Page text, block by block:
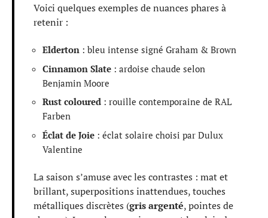
Voici quelques exemples de nuances phares à
retenir :
Elderton : bleu intense signé Graham & Brown
Cinnamon Slate : ardoise chaude selon
Benjamin Moore
Rust coloured : rouille contemporaine de RAL
Farben
Éclat de Joie : éclat solaire choisi par Dulux
Valentine
La saison s’amuse avec les contrastes : mat et
brillant, superpositions inattendues, touches
métalliques discrètes (gris argenté, pointes de